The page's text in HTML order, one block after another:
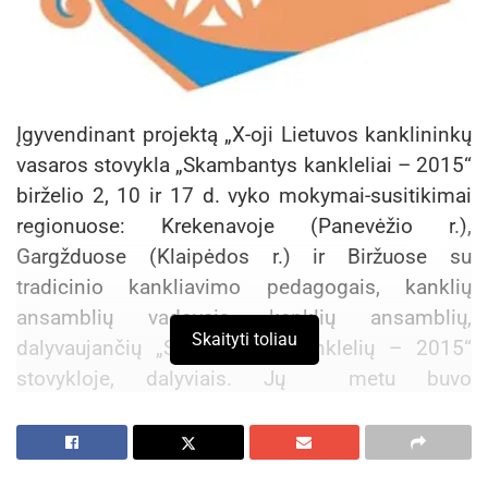
Įgyvendinant projektą „X-oji Lietuvos kanklininkų
vasaros stovykla „Skambantys kankleliai – 2015“
birželio 2, 10 ir 17 d. vyko mokymai-susitikimai
regionuose: Krekenavoje (Panevėžio r.),
Gargžduose (Klaipėdos r.) ir Biržuose su
tradicinio kankliavimo pedagogais, kanklių
ansamblių vadovais, kanklių ansamblių,
dalyvaujančių „Skambančių kanklelių – 2015“
stovykloje, dalyviais. Jų metu buvo
etnografinio regiono kankliavimo tradicijomis,
Skaityti toliau